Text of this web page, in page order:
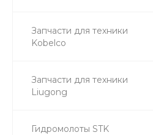
Запчасти для техники
Kobelco
Запчасти для техники
Liugong
Гидромолоты STK